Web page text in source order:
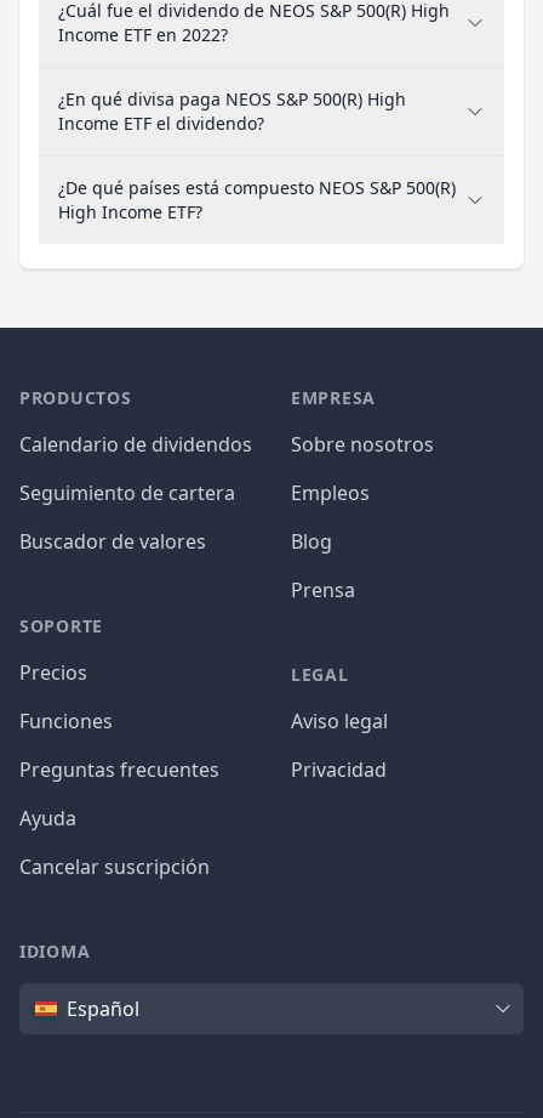
¿Cuál fue el dividendo de NEOS S&P 500(R) High
Income ETF en 2022?
¿En qué divisa paga NEOS S&P 500(R) High
Income ETF el dividendo?
¿De qué países está compuesto NEOS S&P 500(R)
High Income ETF?
PRODUCTOS
Calendario de dividendos
Seguimiento de cartera
Buscador de valores
SOPORTE
Precios
Funciones
Preguntas frecuentes
Ayuda
Cancelar suscripción
EMPRESA
Sobre nosotros
Empleos
Blog
Prensa
LEGAL
Aviso legal
Privacidad
IDIOMA
IdiomaEspañol